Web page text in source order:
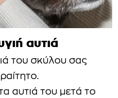
αυτιά
του σκύλου σας
αυτιά του μετά το